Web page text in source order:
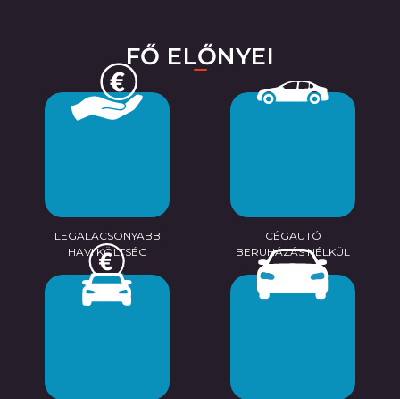
FŐ ELŐNYEI
LEGALACSONYABB
HAVI KÖLTSÉG
CÉGAUTÓ
BERUHÁZÁS NÉLKÜL